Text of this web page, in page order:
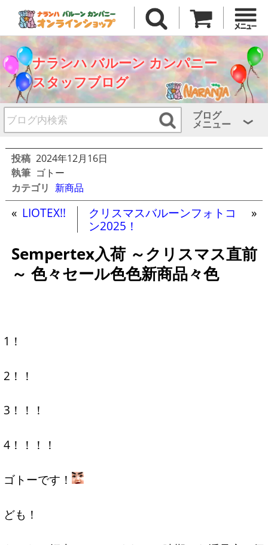
ナランハ バルーン カンパニー
スタッフブログ
ブログ
メニュー
投稿 2024年12月16日
執筆 ゴトー
カテゴリ 新商品
« LIOTEX!!
クリスマスバルーンフォトコ
ン2025！
»
Sempertex入荷 ～クリスマス直前
～ 色々セール色色新商品々色
1！
2！！
3！！！
4！！！！
ゴトーです！
ども！